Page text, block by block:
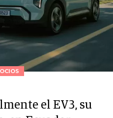
el EV3, su